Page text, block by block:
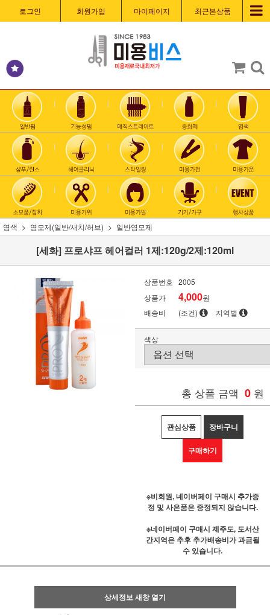
로그인 회원가입 마이페이지 최근본상품
염색 염모제(일반/새치/허브) 일반염모제
[세화] 프로샤프 헤어컬러 1제:120g/2제:120ml
상품번호 2005
상품가
4,000원
배송비
(조건) 지역별
색상
총 상품 금액 0 원
관심상품 장바구니
구매하기
※비회원, 네이버페이 구매시 추가증
정 및 사은품은 증정되지 않습니다.
※네이버페이 구매시 제주도, 도서산
간지역은 추후 추가배송비가 과금될
수 있습니다.
상세정보 새창 열기